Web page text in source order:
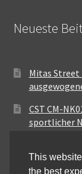
Neueste
Mitas
CST CM-
sportlicher
Maxxis
für
This
the best